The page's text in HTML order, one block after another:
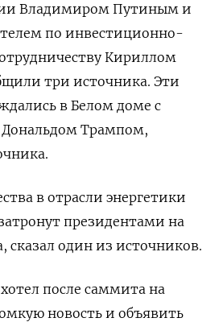
Владимиром Путиным и
по инвестиционно-
Кириллом
три источника. Эти
в Белом доме с
Трампом,
в отрасли энергетики
президентами на
сказал один из источников.
после саммита на
новость и объявить